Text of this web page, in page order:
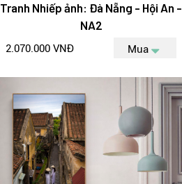
Tranh Nhiếp ảnh: Đà Nẵng - Hội An -
NA2
2.070.000 VNĐ Mua